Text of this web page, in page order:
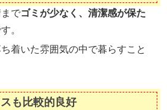
でゴミが少なく、清潔感が保た
。
着いた雰囲気の中で暮らすこと
も比較的良好